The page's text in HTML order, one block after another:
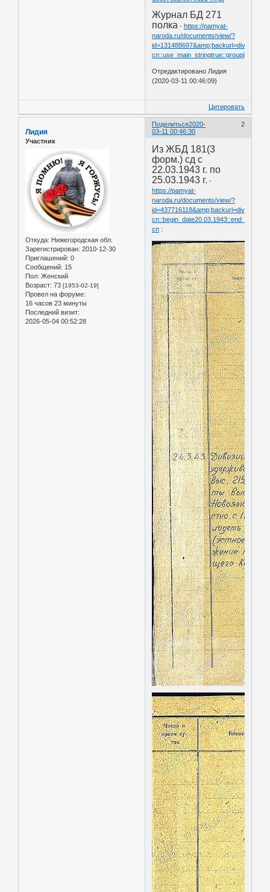
Журнал БД 271
полка -https://pamyat-
naroda.ru/documents/view/?
id=131488697&amp;backurl=division271
Отредактировано Лидия
(2020-03-11 00:46:09)
Цитировать
Поделиться 2
2020-
03-11 00:46:30
Лидия
Участник
Откуда: Нижегородская обл.
Зарегистрирован: 2010-12-30
Приглашений: 0
Сообщений: 15
Пол: Женский
Возраст: 73 [1953-02-19]
Провел на форуме:
16 часов 23 минуты
Последний визит:
2026-05-04 00:52:28
Из ЖБД 181(3
форм.) сд с
22.03.1943 г. по
25.03.1943 г. -
https://pamyat-
naroda.ru/documents/view/?
id=437716118&amp;backurl=division271
сп :